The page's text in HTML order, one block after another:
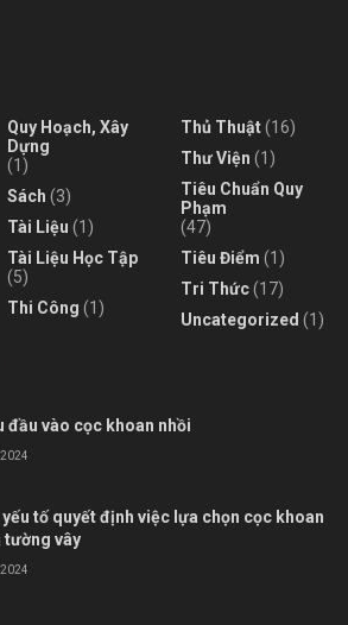
Quy Hoạch, Xây
Dựng
(1)
Sách (3)
Tài Liệu (1)
Tài Liệu Học Tập
(5)
Thi Công (1)
Thủ Thuật(16)
Thư Viện (1)
Tiêu Chuẩn Quy
Phạm
(47)
Tiêu Điểm (1)
Tri Thức(17)
Uncategorized (1)
đầu vào cọc khoan nhồi
yếu tố quyết định việc lựa chọn cọc khoan
tường vây